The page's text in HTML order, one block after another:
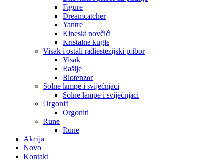
Figure
Dreamcatcher
Yantre
Kineski novčići
Kristalne kugle
Visak i ostali radiestezijski pribor
Visak
Rašlje
Biotenzor
Solne lampe i svijećnjaci
Solne lampe i svijećnjaci
Orgoniti
Orgoniti
Rune
Rune
Akcija
Novo
Kontakt